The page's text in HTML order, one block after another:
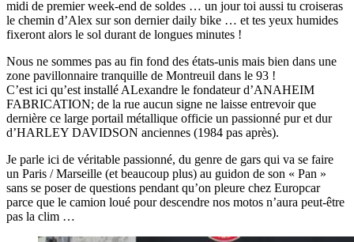
midi de premier week-end de soldes … un jour toi aussi tu croiseras
le chemin d’Alex sur son dernier daily bike … et tes yeux humides
fixeront alors le sol durant de longues minutes !
Nous ne sommes pas au fin fond des états-unis mais bien dans une
zone pavillonnaire tranquille de Montreuil dans le 93 !
C’est ici qu’est installé ALexandre le fondateur d’ANAHEIM
FABRICATION; de la rue aucun signe ne laisse entrevoir que
dernière ce large portail métallique officie un passionné pur et dur
d’HARLEY DAVIDSON anciennes (1984 pas après).
Je parle ici de véritable passionné, du genre de gars qui va se faire
un Paris / Marseille (et beaucoup plus) au guidon de son « Pan »
sans se poser de questions pendant qu’on pleure chez Europcar
parce que le camion loué pour descendre nos motos n’aura peut-être
pas la clim …